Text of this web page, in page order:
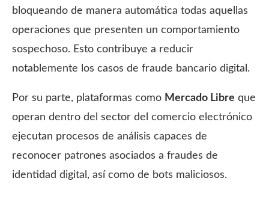
bloqueando de manera automática todas aquellas
operaciones que presenten un comportamiento
sospechoso. Esto contribuye a reducir
notablemente los casos de fraude bancario digital.
Por su parte, plataformas como Mercado Libre que
operan dentro del sector del comercio electrónico
ejecutan procesos de análisis capaces de
reconocer patrones asociados a fraudes de
identidad digital, así como de bots maliciosos.